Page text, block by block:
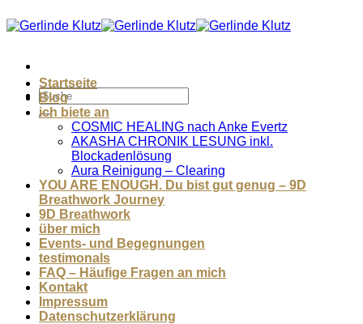
Inhalt
Startseite
Blog
ich biete an
COSMIC HEALING nach Anke Evertz
AKASHA CHRONIK LESUNG inkl.
Blockadenlösung
Aura Reinigung – Clearing
YOU ARE ENOUGH. Du bist gut genug – 9D
Breathwork Journey
9D Breathwork
über mich
Events- und Begegnungen
testimonals
FAQ – Häufige Fragen an mich
Kontakt
Impressum
Datenschutzerklärung